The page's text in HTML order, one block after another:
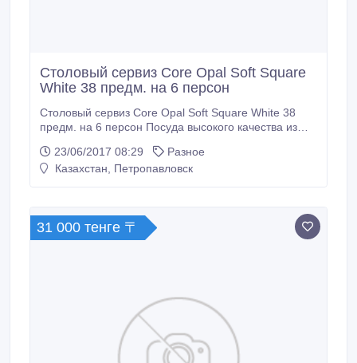
Столовый сервиз Core Opal Soft Square
White 38 предм. на 6 персон
Столовый сервиз Core Opal Soft Square White 38
предм. на 6 персон Посуда высокого качества из
OPAL 38 предметов SOFT SQUARE WHITE:
Выдерживает перепад температур в 150 оС. Посуду
десертная 21 см (6 шт.
23/06/2017 08:29
Разное
Казахстан, Петропавловск
31 000 тенге 〒